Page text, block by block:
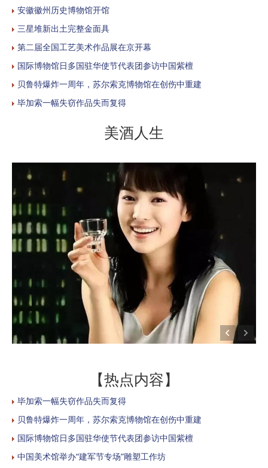
安徽徽州历史博物馆开馆
三星堆新出土完整金面具
第二届全国工艺美术作品展在京开幕
国际博物馆日多国驻华使节代表团参访中国紫檀
贝鲁特爆炸一周年，苏尔索克博物馆在创伤中重建
毕加索一幅失窃作品失而复得
美酒人生
【热点内容】
毕加索一幅失窃作品失而复得
贝鲁特爆炸一周年，苏尔索克博物馆在创伤中重建
国际博物馆日多国驻华使节代表团参访中国紫檀
中国美术馆举办“建军节专场”雕塑工作坊